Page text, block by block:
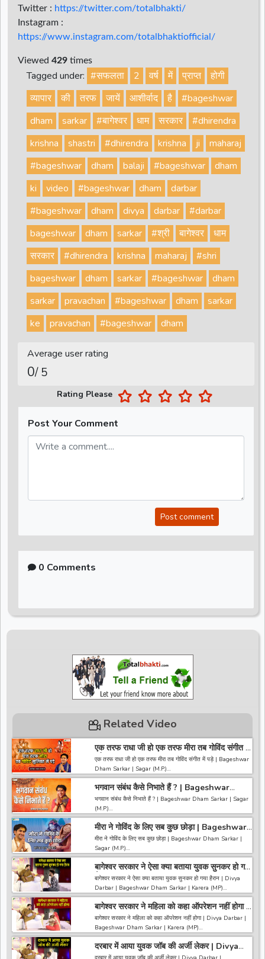
Twitter : https://twitter.com/totalbhakti/
Instagram :
https://www.instagram.com/totalbhaktiofficial/
Viewed 429 times
Tagged under: #सफलता 2 वर्ष में प्राप्त
होगी
व्यापार
की तरफ जायें आशीर्वाद है
#bageshwar
dham
sarkar #बागेश्वर धाम सरकार
#dhirendra
krishna
shastri #dhirendra krishna ji
maharaj
#bageshwar
dham balaji #bageshwar
dham
ki
video #bageshwar dham
darbar
#bageshwar
dham divya darbar
#darbar
bageshwar
dham sarkar #श्री बागेश्वर
धाम
सरकार
#dhirendra krishna maharaj
#shri
bageshwar
dham sarkar #bageshwar
dham
sarkar
pravachan #bageshwar dham
sarkar
ke
pravachan #bageshwar dham
Average user rating
0/ 5
Rating Please
Post Your Comment
Post comment
0 Comments
Related Video
एक तरफ राधा जी हो एक तरफ मीरा तब गोविंद संगीत में
पड़े | Bageshwar Dham Sarkar | Sagar
(M.P.)
एक तरफ राधा जी हो एक तरफ मीरा तब गोविंद संगीत में पड़े | Bageshwar
Dham Sarkar | Sagar (M.P.)
------------------------------------------------------------------
------------------------------------
अगर आपको हमारी वीडियो अच्छी लगी तो हमारे चैनल को सब्सक्राइब करना
ना भूले और वीडियो को लाइक करे कमेंट करे और शेयर करे.
https://bit.ly/2HNBbHd
------------------------------------------------------------------
---------------------
भगवान संबंध कैसे निभाते हैं ? | Bageshwar
Dham Sarkar | Sagar (M.P.)
भगवान संबंध कैसे निभाते हैं ? | Bageshwar Dham Sarkar | Sagar
(M.P.)
------------------------------------------------------------------
------------------------------------
अगर आपको हमारी वीडियो अच्छी लगी तो हमारे चैनल को सब्सक्राइब करना
ना भूले और वीडियो को लाइक करे कमेंट करे और शेयर करे.
https://bit.ly/2HNBbHd
------------------------------------------------------------------
-----------------------------------------
मीरा ने गोविंद के लिए सब कुछ छोड़ा | Bageshwar
Dham Sarkar | Sagar (M.P.)
मीरा ने गोविंद के लिए सब कुछ छोड़ा | Bageshwar Dham Sarkar |
Sagar (M.P.)
------------------------------------------------------------------
------------------------------------
अगर आपको हमारी वीडियो अच्छी लगी तो हमारे चैनल को सब्सक्राइब करना
ना भूले और वीडियो को लाइक करे कमेंट करे और शेयर करे.
https://bit.ly/2HNBbHd
------------------------------------------------------------------
-----------------------------------------
बागेश्वर सरकार ने ऐसा क्या बताया युवक सुनकर हो गया
हैरान | Divya Darbar | Bageshwar Dham |
Karera
बागेश्वर सरकार ने ऐसा क्या बताया युवक सुनकर हो गया हैरान | Divya
Darbar | Bageshwar Dham Sarkar | Karera (MP)
~~~~~~~~~~~~~~~~~~~~~~~~~~~~~~~~~~~~~~~~~~~~
~~~~~~~~
अगर आपको हमारी वीडियो अच्छी लगी तो हमारे चैनल को सब्सक्राइब करना
ना भूले और वीडियो को लाइक करे कमेंट करे और शेयर करे.
https://bit.ly/2HNBbHd
------------------------------------------------------------------
बागेश्वर सरकार ने महिला को कहा ऑपरेशन नहीं होगा |
Divya Darbar | Bageshwar Dham |
Karera
बागेश्वर सरकार ने महिला को कहा ऑपरेशन नहीं होगा | Divya Darbar |
Bageshwar Dham Sarkar | Karera (MP)
~~~~~~~~~~~~~~~~~~~~~~~~~~~~~~~~~~~~~~~~~~~~
~~~~~~~~
दरबार में आया युवक जॉब की अर्जी लेकर | Divya
Darbar | Bageshwar Dham | Karera